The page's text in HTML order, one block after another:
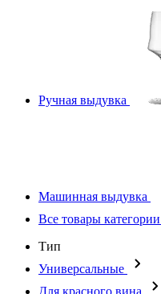
Ручная выдувка
Машинная выдувка
Все товары категории
Тип
Универсальные
Для красного вина